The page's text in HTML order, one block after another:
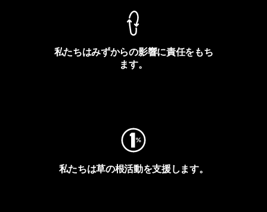
私たちはみずからの影響に責任をもち
ます。
私たちは草の根活動を支援します。